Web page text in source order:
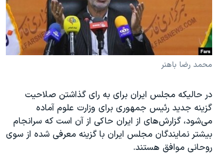
فرهنگ و زندگی
حقوق شهروندی
اقتصادی
علم و فناوری
گالری عکس
آرشیو پخش زنده
مستندها
انتخابات ریاست جمهوری آمریکا ۲۰۲۴
حمله جمهوری اسلامی به اسرائیل
رمز مهسا
اعتراضات زن، زندگی، آزادی
مجموعه مستندهای دادخواهی
تریبونال مردمی آبان ۹۸
دادگاه حمید نوری
دنبال کنید
محمد رضا باهنر
در حالیکه مجلس ایران برای به رای گذاشتن صلاحیت
گزینه جدید رئیس جمهوری برای وزارت علوم آماده
می‌شود، گزارش‌های از ایران حاکی از آن است که سرانجام
بیشتر نمایندگان مجلس ایران با گزینه معرفی شده از سوی
روحانی موافق هستند.